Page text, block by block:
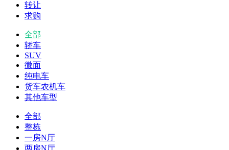
转让
求购
全部
轿车
SUV
微面
纯电车
货车农机车
其他车型
全部
整栋
一房N厅
两房N厅